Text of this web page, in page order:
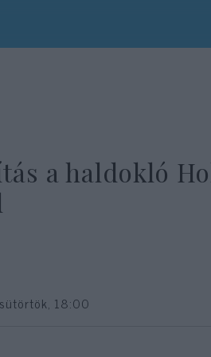
a haldokló
18:00